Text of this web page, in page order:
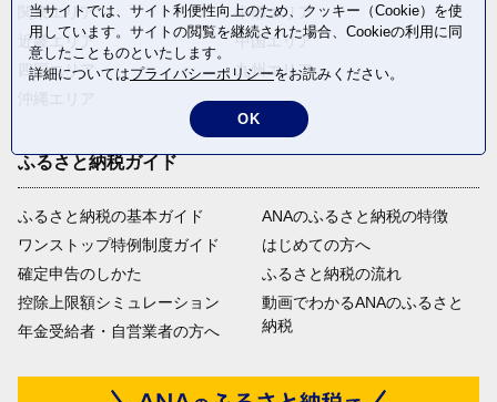
関東エリア
近畿エリア
四国エリア
中部エリア
中国エリア
九州エリア
ふるさと納税ガイド
ふるさと納税の基本ガイド
ワンストップ特例制度ガイド
確定申告のしかた
控除上限額シミュレーション
年金受給者・自営業者の方へ
ANAのふるさと納税の特徴
はじめての方へ
ふるさと納税の流れ
動画でわかるANAのふるさと
納税
当サイトでは、サイト利便性向上のため、クッキー（Cookie）を使
用しています。サイトの閲覧を継続された場合、Cookieの利用に同
意したことものといたします。
詳細についてはプライバシーポリシーをお読みください。
OK